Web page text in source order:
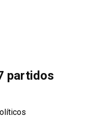
partidos